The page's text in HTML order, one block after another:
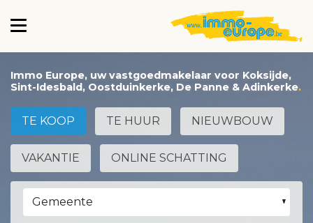
Immo Europe, uw vastgoedmakelaar voor Koksijde,
Sint-Idesbald, Oostduinkerke, De Panne & Adinkerke
TE KOOP TE HUUR NIEUWBOUW
VAKANTIE ONLINE SCHATTING
Gemeente